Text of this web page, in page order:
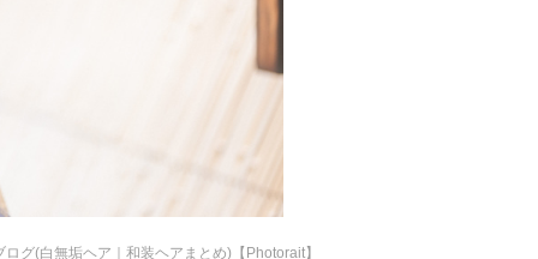
グ(白無垢ヘア｜和装ヘアまとめ)【Photorait】